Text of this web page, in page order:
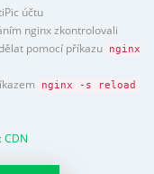
účtu
nginx zkontrolovali
pomocí příkazu
nginx
nginx -s reload
CDN